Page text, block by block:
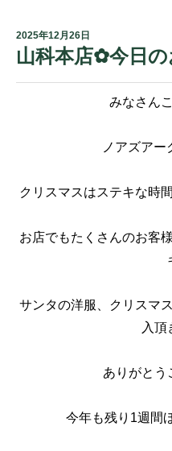
2025年12月26日
山科本店✿今日
みなさん
ノアズアー
クリスマスはステキな時
お店でもたくさんのお客
サンタの洋服、クリスマ
入頂
ありがとう
今年も残り1週間